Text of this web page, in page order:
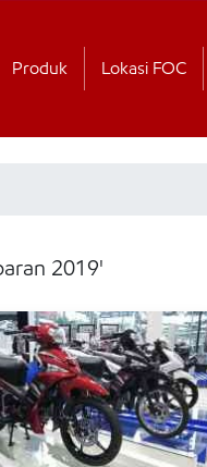
Produk Lokasi FOC
2019'